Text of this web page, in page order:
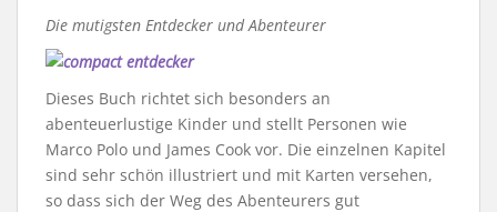
Die mutigsten Entdecker und Abenteurer
Dieses Buch richtet sich besonders an
abenteuerlustige Kinder und stellt Personen wie
Marco Polo und James Cook vor. Die einzelnen Kapitel
sind sehr schön illustriert und mit Karten versehen,
so dass sich der Weg des Abenteurers gut